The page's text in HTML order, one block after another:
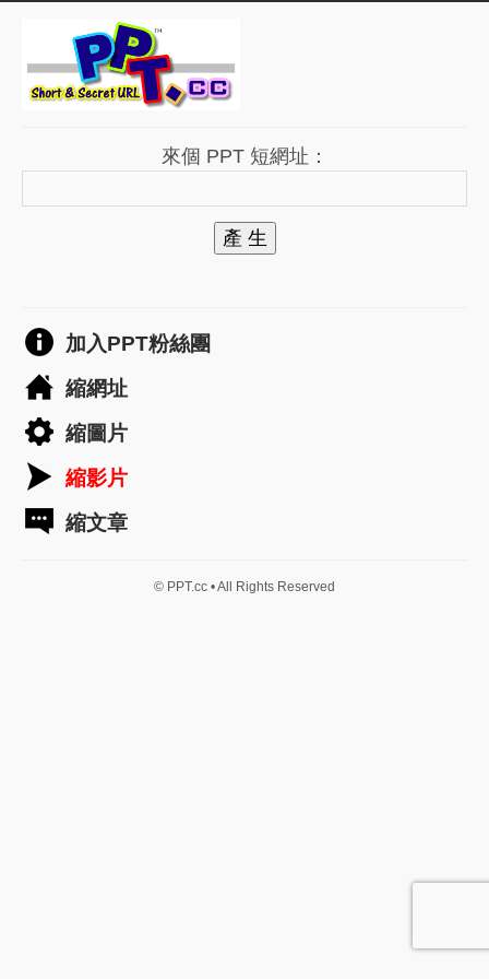
來個 PPT 短網址：
產 生
加入PPT粉絲團
縮網址
縮圖片
縮影片
縮文章
© PPT.cc • All Rights Reserved